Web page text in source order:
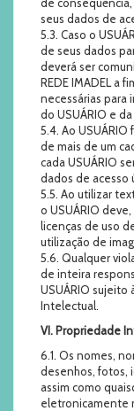
de
seus dados de
5.3. Caso o
de seus dados
deverá ser
REDE IMADEL a
necessárias para
do USUÁRIO e da
5.4. Ao
de mais de um
cada USUÁRIO
dados de acesso
5.5. Ao utilizar
o USUÁRIO
licenças de uso
utilização de
5.6. Qualquer
de inteira
USUÁRIO sujeito
Intelectual.
VI. Propriedade
6.1. Os nomes,
desenhos, fotos,
assim como
eletronicamente